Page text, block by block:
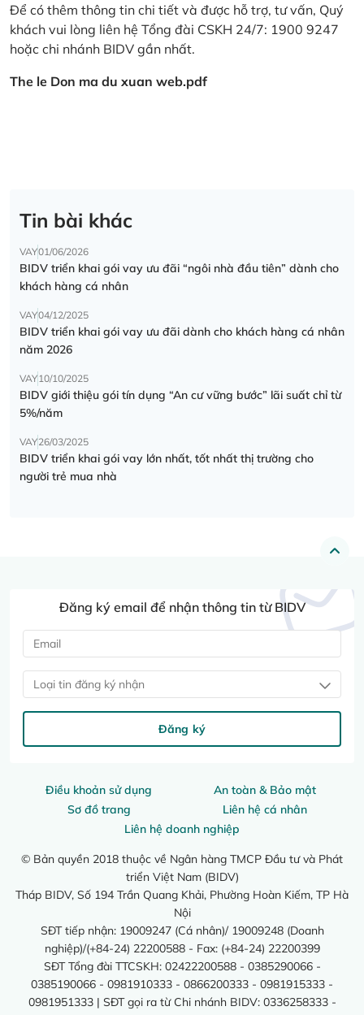
Để có thêm thông tin chi tiết và được hỗ trợ, tư vấn, Quý
khách vui lòng liên hệ Tổng đài CSKH 24/7: 1900 9247
hoặc chi nhánh BIDV gần nhất.
The le Don ma du xuan web.pdf
Tin bài khác
VAY01/06/2026
BIDV triển khai gói vay ưu đãi “ngôi nhà đầu tiên” dành cho
khách hàng cá nhân
VAY04/12/2025
BIDV triển khai gói vay ưu đãi dành cho khách hàng cá nhân
năm 2026
VAY10/10/2025
BIDV giới thiệu gói tín dụng “An cư vững bước” lãi suất chỉ từ
5%/năm
VAY26/03/2025
BIDV triển khai gói vay lớn nhất, tốt nhất thị trường cho
người trẻ mua nhà
Điều khoản sử dụng
An toàn & Bảo mật
Sơ đồ trang
Liên hệ cá nhân
Liên hệ doanh nghiệp
© Bản quyền 2018 thuộc về Ngân hàng TMCP Đầu tư và Phát
triển Việt Nam (BIDV)
Tháp BIDV, Số 194 Trần Quang Khải, Phường Hoàn Kiếm, TP Hà
Nội
SĐT tiếp nhận: 19009247 (Cá nhân)/ 19009248 (Doanh
nghiệp)/(+84-24) 22200588 - Fax: (+84-24) 22200399
SĐT Tổng đài TTCSKH: 02422200588 - 0385290066 -
0385190066 - 0981910333 - 0866200333 - 0981915333 -
0981951333 | SĐT gọi ra từ Chi nhánh BIDV: 0336258333 -
Đăng ký email để nhận thông tin từ BIDV
Loại tin đăng ký nhận
Đăng ký